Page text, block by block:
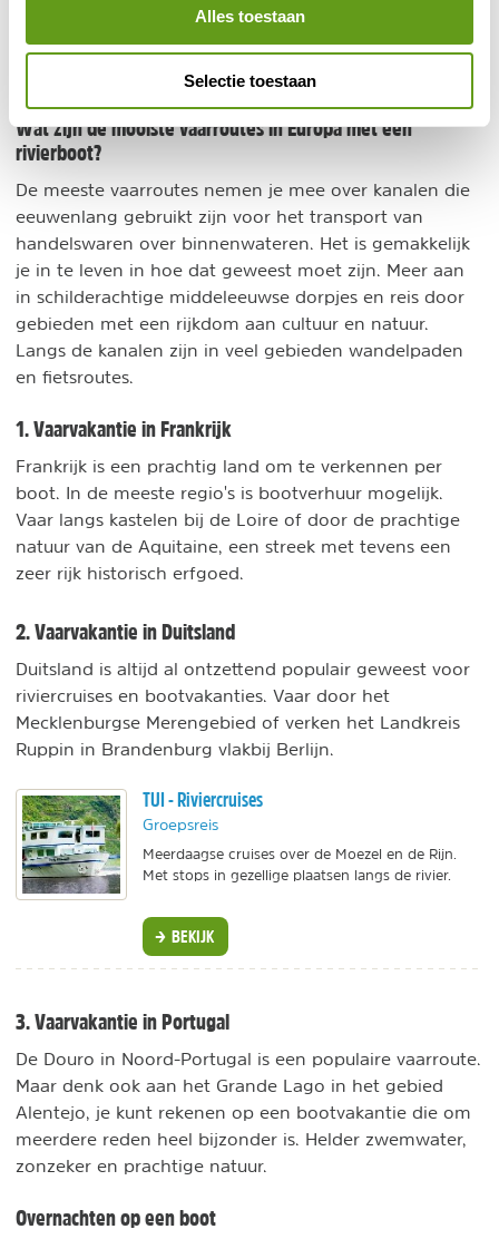
Alles toestaan
Selectie toestaan
en uitvaren van de sluizen een beetje mee te helpen.
Dat is nu net de charme van deze unieke vorm van
Wat zijn de mooiste vaarroutes in Europa met een
rivierboot?
De meeste vaarroutes nemen je mee over kanalen die
eeuwenlang gebruikt zijn voor het transport van
handelswaren over binnenwateren. Het is gemakkelijk
je in te leven in hoe dat geweest moet zijn. Meer aan
in schilderachtige middeleeuwse dorpjes en reis door
gebieden met een rijkdom aan cultuur en natuur.
Langs de kanalen zijn in veel gebieden wandelpaden
en fietsroutes.
1. Vaarvakantie in Frankrijk
Frankrijk is een prachtig land om te verkennen per
boot. In de meeste regio's is bootverhuur mogelijk.
Vaar langs kastelen bij de Loire of door de prachtige
natuur van de Aquitaine, een streek met tevens een
zeer rijk historisch erfgoed.
2. Vaarvakantie in Duitsland
Duitsland is altijd al ontzettend populair geweest voor
riviercruises en bootvakanties. Vaar door het
Mecklenburgse Merengebied of verken het Landkreis
Ruppin in Brandenburg vlakbij Berlijn.
TUI - Riviercruises
Groepsreis
Meerdaagse cruises over de Moezel en de Rijn.
Met stops in gezellige plaatsen langs de rivier.
BEKIJK
3. Vaarvakantie in Portugal
De Douro in Noord-Portugal is een populaire vaarroute.
Maar denk ook aan het Grande Lago in het gebied
Alentejo, je kunt rekenen op een bootvakantie die om
meerdere reden heel bijzonder is. Helder zwemwater,
zonzeker en prachtige natuur.
Overnachten op een boot